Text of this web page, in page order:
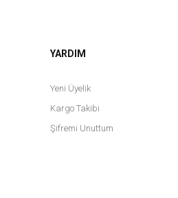
YARDIM
Yeni Üyelik
Kargo Takibi
Şifremi Unuttum